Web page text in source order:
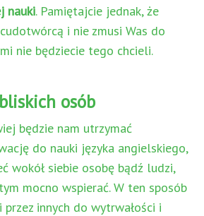
nauki. Pamiętajcie jednak, że
i nie zmusi Was do
nie będziecie tego chcieli.
osób
będzie nam utrzymać
do nauki języka angielskiego,
wokół siebie osobę bądź ludzi,
mocno wspierać. W ten sposób
przez innych do wytrwałości i